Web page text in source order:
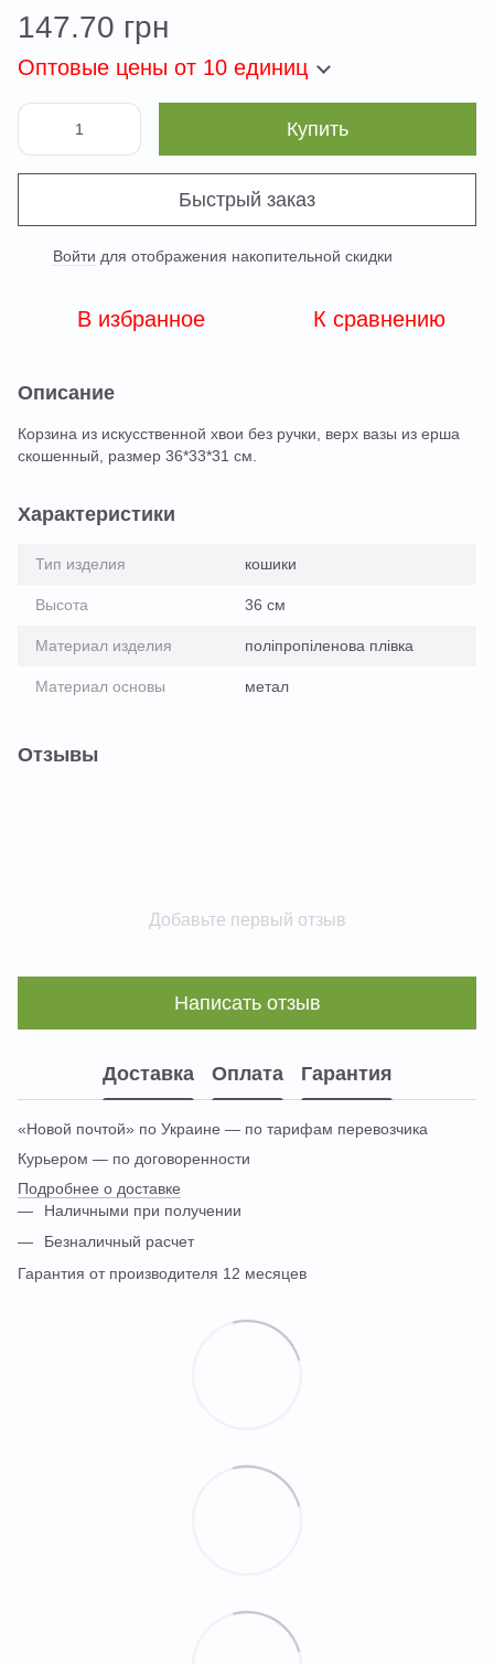
147.70 грн
Оптовые цены от 10 единиц
Купить
Быстрый заказ
Войти для отображения накопительной скидки
В избранное К сравнению
Описание
Корзина из искусственной хвои без ручки, верх вазы из ерша
скошенный, размер 36*33*31 см.
Характеристики
Тип изделия кошики
Высота 36 см
Материал изделия поліпропіленова плівка
Материал основы метал
Отзывы
Добавьте первый отзыв
Написать отзыв
Доставка Оплата Гарантия
«Новой почтой» по Украине — по тарифам перевозчика
Курьером — по договоренности
Подробнее о доставке
Наличными при получении
Безналичный расчет
Гарантия от производителя 12 месяцев